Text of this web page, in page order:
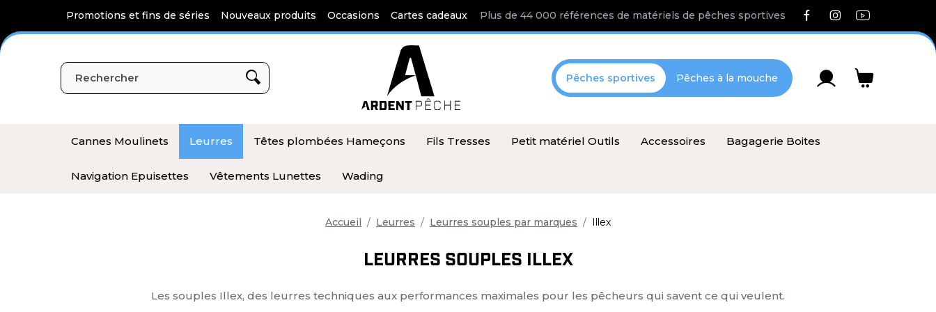
Promotions et fins de séries Nouveaux produits Occasions Cartes cadeaux Plus de 44 000 références de matériels de pêches sportives
Pêches sportives Pêches à la mouche
Cannes Moulinets Leurres Têtes plombées Hameçons Fils Tresses Petit matériel Outils Accessoires Bagagerie Boites
Navigation Epuisettes Vêtements Lunettes Wading
Accueil Leurres Leurres souples par marques Illex
LEURRES SOUPLES ILLEX
Les souples Illex, des leurres techniques aux performances maximales pour les pêcheurs qui savent ce qui veulent.